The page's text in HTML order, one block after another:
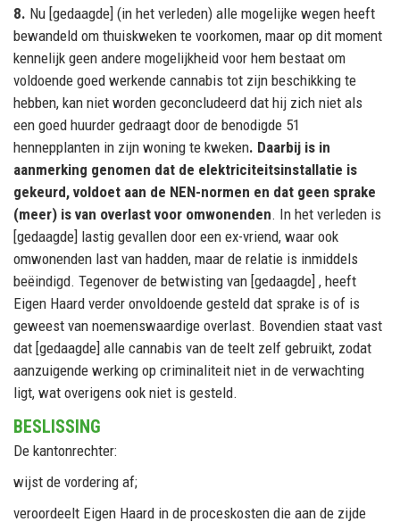
8. Nu [gedaagde] (in het verleden) alle mogelijke wegen heeft
bewandeld om thuiskweken te voorkomen, maar op dit moment
kennelijk geen andere mogelijkheid voor hem bestaat om
voldoende goed werkende cannabis tot zijn beschikking te
hebben, kan niet worden geconcludeerd dat hij zich niet als
een goed huurder gedraagt door de benodigde 51
hennepplanten in zijn woning te kweken. Daarbij is in
aanmerking genomen dat de elektriciteitsinstallatie is
gekeurd, voldoet aan de NEN-normen en dat geen sprake
(meer) is van overlast voor omwonenden. In het verleden is
[gedaagde] lastig gevallen door een ex-vriend, waar ook
omwonenden last van hadden, maar de relatie is inmiddels
beëindigd. Tegenover de betwisting van [gedaagde] , heeft
Eigen Haard verder onvoldoende gesteld dat sprake is of is
geweest van noemenswaardige overlast. Bovendien staat vast
dat [gedaagde] alle cannabis van de teelt zelf gebruikt, zodat
aanzuigende werking op criminaliteit niet in de verwachting
ligt, wat overigens ook niet is gesteld.
BESLISSING
De kantonrechter:
wijst de vordering af;
veroordeelt Eigen Haard in de proceskosten die aan de zijde